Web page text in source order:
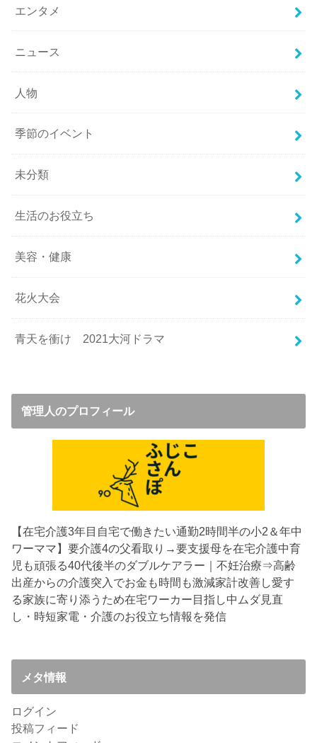
エンタメ
ニュース
人物
季節のイベント
未分類
生活のお役立ち
美容・健康
花火大会
青天を衝け 2021大河ドラマ
管理人のプロフィール
【在宅介護3年目 自宅で働きたい通勤2時間半の小2＆年中
ワーママ】要介護4の父看取り→要支援母を在宅介護中育
児も頑張る40代後半のダブルケアラー｜不妊治療⇒高齢
出産からの介護突入でお金も時間も激減家計改善し愛す
る家族に寄り添うため在宅ワーカー目指し中 ムダ見直
し・時短家電・介護のお役立ち情報を発信
メタ情報
ログイン
投稿フィード